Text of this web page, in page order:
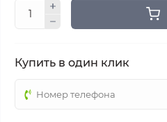
Купить в один клик